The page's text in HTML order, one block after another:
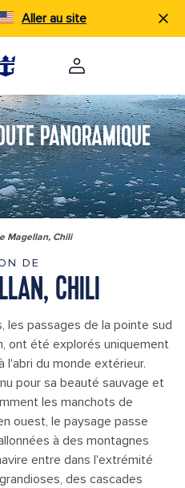
Aller au site
PANORAMIQUE
Magellan, Chili
DE
CHILI
les passages de la pointe sud
ont été explorés uniquement
l'abri du monde extérieur.
pour sa beauté sauvage et
les manchots de
ouest, le paysage passe
à des montagnes
entre dans l'extrémité
des cascades